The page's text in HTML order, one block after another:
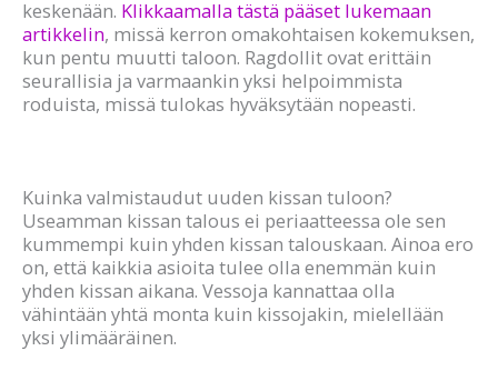
keskenään. Klikkaamalla tästä pääset lukemaan
artikkelin, missä kerron omakohtaisen kokemuksen,
kun pentu muutti taloon. Ragdollit ovat erittäin
seurallisia ja varmaankin yksi helpoimmista
roduista, missä tulokas hyväksytään nopeasti.
Kuinka valmistaudut uuden kissan tuloon?
Useamman kissan talous ei periaatteessa ole sen
kummempi kuin yhden kissan talouskaan. Ainoa ero
on, että kaikkia asioita tulee olla enemmän kuin
yhden kissan aikana. Vessoja kannattaa olla
vähintään yhtä monta kuin kissojakin, mielellään
yksi ylimääräinen.